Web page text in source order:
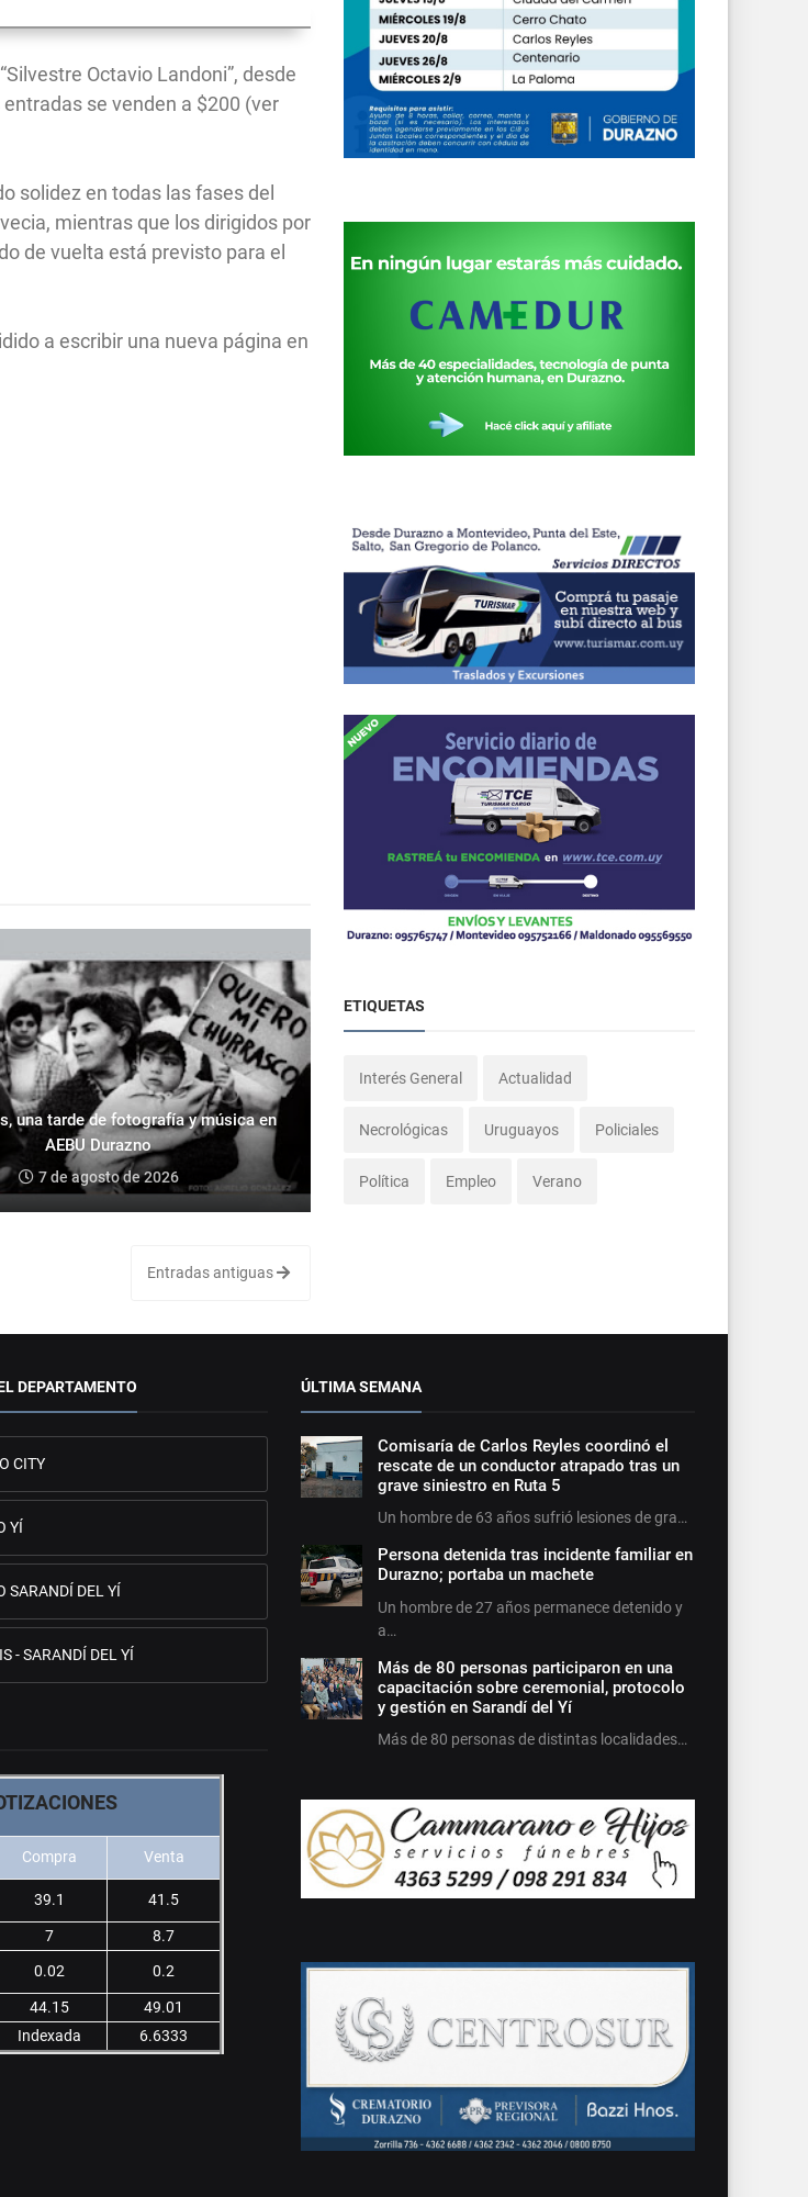
Octavio Landoni”, desde
se venden a $200 (ver
solidez en todas las fases del
mientras que los dirigidos por
de vuelta está previsto para el
a escribir una nueva página en
una tarde de fotografía y música en
AEBU Durazno
7 de agosto de 2026
Entradas antiguas
ETIQUETAS
Interés General Actualidad
Necrológicas Uruguayos Policiales
Política Empleo Verano
DEPARTAMENTO
CITY
YÍ
SARANDÍ DEL YÍ
- SARANDÍ DEL YÍ
Compra Venta
39.1 41.5
7
8.7
0.02
0.2
44.15
49.01
Indexada 6.6333
ÚLTIMA SEMANA
Comisaría de Carlos Reyles coordinó el
rescate de un conductor atrapado tras un
grave siniestro en Ruta 5
Un hombre de 63 años sufrió lesiones de gra…
Persona detenida tras incidente familiar en
Durazno; portaba un machete
Un hombre de 27 años permanece detenido y
a…
Más de 80 personas participaron en una
capacitación sobre ceremonial, protocolo
y gestión en Sarandí del Yí
Más de 80 personas de distintas localidades…